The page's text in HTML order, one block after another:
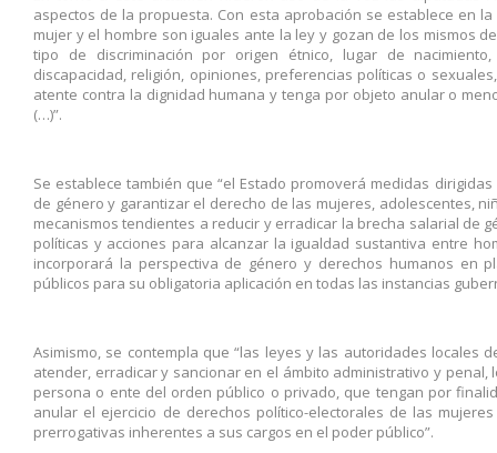
aspectos de la propuesta. Con esta aprobación se establece en
mujer y el hombre son iguales ante la ley y gozan de los mismos
tipo de discriminación por origen étnico, lugar de
discapacidad, religión, opiniones, preferencias políticas o
atente contra la dignidad humana y tenga por objeto anular o
(…)”.
Se establece también que “el Estado promoverá medidas
de género y garantizar el derecho de las mujeres, adolescentes,
mecanismos tendientes a reducir y erradicar la brecha salarial de
políticas y acciones para alcanzar la igualdad sustantiva entre
incorporará la perspectiva de género y derechos humanos en
públicos para su obligatoria aplicación en todas las instancias
Asimismo, se contempla que “las leyes y las autoridades locales
atender, erradicar y sancionar en el ámbito administrativo y
persona o ente del orden público o privado, que tengan por
anular el ejercicio de derechos político-electorales de las
prerrogativas inherentes a sus cargos en el poder público”.